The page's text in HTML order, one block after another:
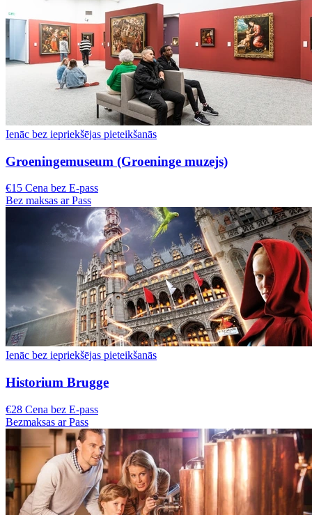
Ienāc bez iepriekšējas pieteikšanās
Groeningemuseum (Groeninge muzejs)
€15 Cena bez E-pass
Bez maksas ar Pass
Ienāc bez iepriekšējas pieteikšanās
Historium Brugge
€28 Cena bez E-pass
Bezmaksas ar Pass